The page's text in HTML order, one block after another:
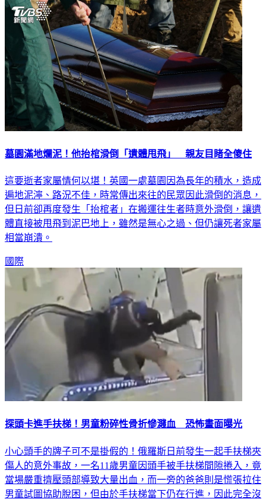
墓園滿地爛泥！他抬棺滑倒「遺體甩飛」 親友目睹全傻住
這要逝者家屬情何以堪！英國一處墓園因為長年的積水，造成
遍地泥濘、路況不佳，時常傳出來往的民眾因此滑倒的消息，
但日前卻再度發生「抬棺者」在搬運往生者時意外滑倒，讓遺
體直接被甩飛到泥巴地上，雖然是無心之過、但仍讓死者家屬
相當崩潰。
國際
探頭卡進手扶梯！男童粉碎性骨折慘濺血 恐怖畫面曝光
小心頭手的牌子可不是掛假的！俄羅斯日前發生一起手扶梯夾
傷人的意外事故，一名11歲男童因頭手被手扶梯間隙捲入，竟
當場嚴重擠壓頭部導致大量出血，而一旁的爸爸則是慌張拉住
男童試圖協助脫困，但由於手扶梯當下仍在行進，因此完全沒